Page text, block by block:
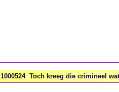
1000524 Toch kreeg die crimineel